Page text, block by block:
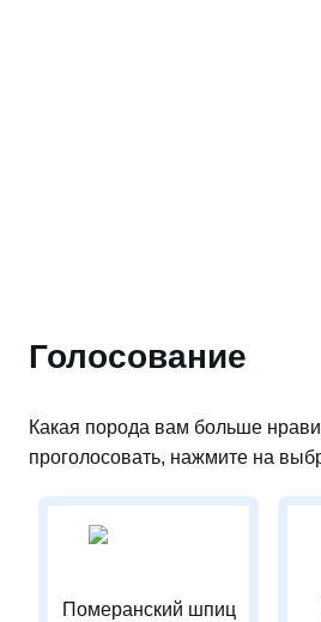
Голосование
Какая порода вам больше
проголосовать, нажмите на
Померанский шпиц